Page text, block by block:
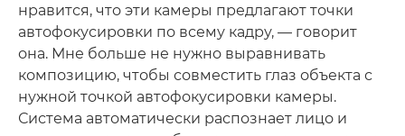
нравится, что эти камеры предлагают точки
автофокусировки по всему кадру, — говорит
она. Мне больше не нужно выравнивать
композицию, чтобы совместить глаз объекта с
нужной точкой автофокусировки камеры.
Система автоматически распознает лицо и